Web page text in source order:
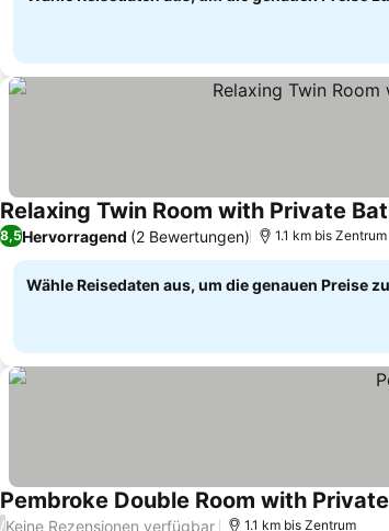
Relaxing Twin Room with Private
8,5Hervorragend (2 Bewertungen) 1.1 km bis Zentrum
Wähle Reisedaten aus, um die genauen Preise
Pembroke Double Room with
/Keine Rezensionen verfügbar 1.1 km bis Zentrum